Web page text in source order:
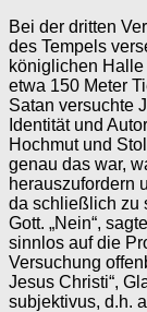
Bei der dritten
des Tempels
königlichen
etwa 150 Meter
Satan versuchte
Identität und
Hochmut und
genau das war,
herauszufordern
da schließlich zu
Gott. „Nein“,
sinnlos auf die
Versuchung
Jesus Christi“,
subjektivus, d.h.